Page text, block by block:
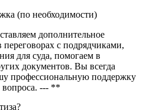
(по необходимости)
дополнительное
с подрядчиками,
для суда, помогаем в
документов. Вы всегда
профессиональную поддержку
вопроса. --- **